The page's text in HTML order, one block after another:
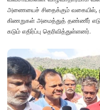
அணையைச் சிதைக்கும் வகையில்,
கிணறுகள் அமைத்துத் தண்ணீர்
கடும் எதிர்ப்பு தெரிவித்துள்ளனர்.